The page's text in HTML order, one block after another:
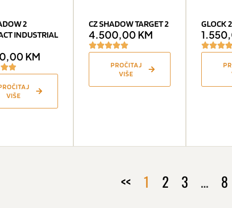
2
INDUSTRIAL
KM
VIŠE
CZ SHADOW TARGET 2
4.500,00 KM
PROČITAJ
VIŠE
GLOCK
<< 1 2 3 … 8